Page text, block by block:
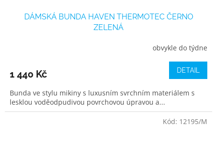
DÁMSKÁ BUNDA HAVEN THERMOTEC ČERNO
ZELENÁ
obvykle do týdne
1 440 Kč DETAIL
Bunda ve stylu mikiny s luxusním svrchním materiálem s
lesklou voděodpudivou povrchovou úpravou a...
Kód: 12195/M